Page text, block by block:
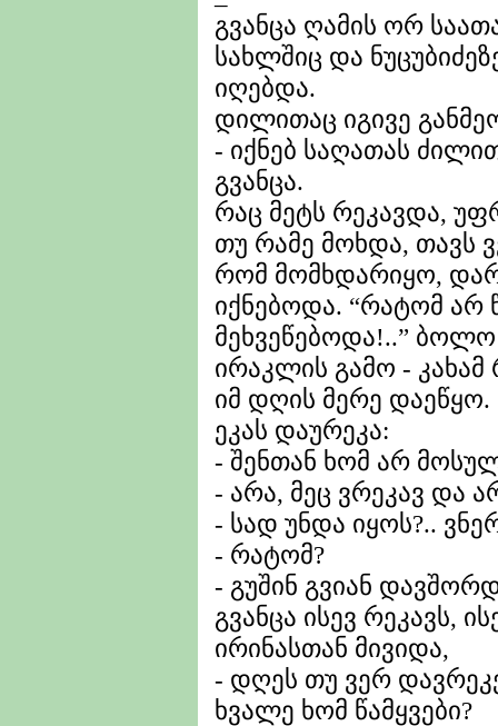
გვანცა ღამის ორ
სახლშიც და
იღებდა.
დილითაც იგივე
- იქნებ საღათას
გვანცა.
რაც მეტს რეკავდა,
თუ რამე მოხდა, თავს
რომ მომხდარიყო,
იქნებოდა. “რატომ არ
მეხვეწებოდა!..”
ირაკლის გამო -
იმ დღის მერე დაეწყო.
ეკას დაურეკა:
- შენთან ხომ არ
- არა, მეც ვრეკავ და
- სად უნდა იყოს?..
- რატომ?
- გუშინ გვიან
გვანცა ისევ რეკავს,
ირინასთან მივიდა,
- დღეს თუ ვერ
ხვალე ხომ წამყვები?